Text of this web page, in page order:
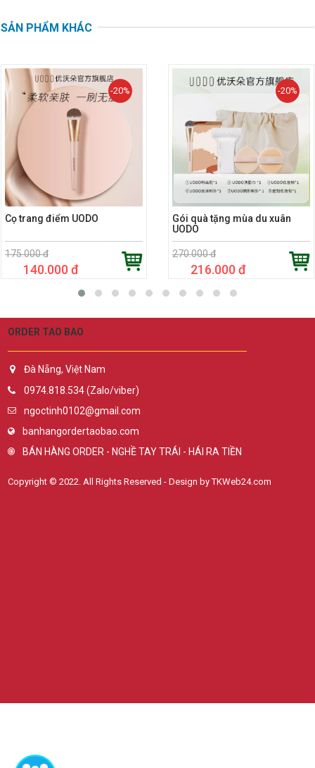
SẢN PHẨM KHÁC
-20%
Cọ trang điểm UODO
175.000 đ
140.000 đ
-20%
Gói quà tặng mùa du xuân
UODO
270.000 đ
216.000 đ
ORDER TAO BAO
Đà Nẵng, Việt Nam
0974.818.534 (Zalo/viber)
ngoctinh0102@gmail.com
banhangordertaobao.com
BÁN HÀNG ORDER - NGHỀ TAY TRÁI - HÁI RA TIỀN
Copyright © 2022. All Rights Reserved - Design by TKWeb24.com